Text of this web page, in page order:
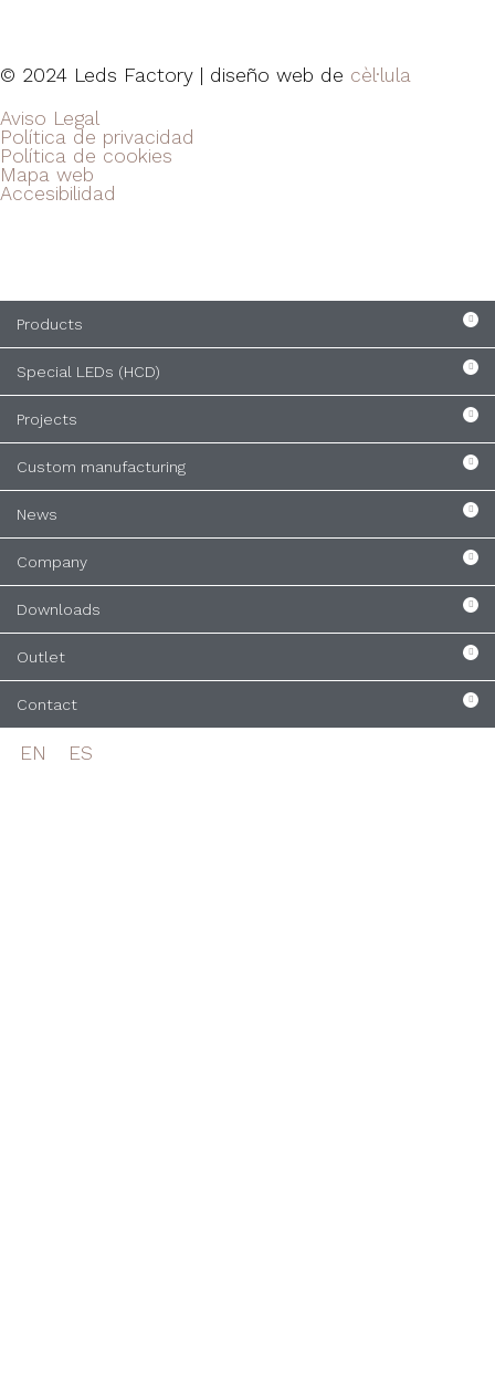
© 2024 Leds Factory | diseño web de cèl·lula
Aviso Legal
Política de privacidad
Política de cookies
Mapa web
Accesibilidad
Products
Special LEDs (HCD)
Projects
Custom manufacturing
News
Company
Downloads
Outlet
Contact
EN ES